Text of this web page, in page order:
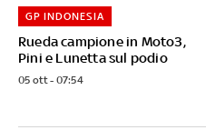
Rueda campione in Moto3,
Pini e Lunetta sul podio
GP INDONESIA
05 ott - 07:54